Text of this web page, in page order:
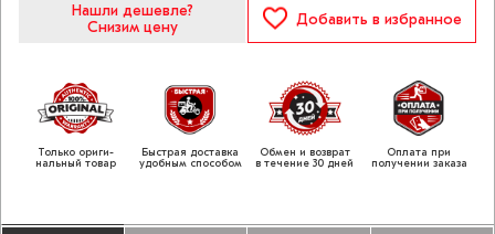
Нашли дешевле?
Снизим цену
Добавить в избранное
Только ориги­
нальный товар
Быстрая доставка
удобным способом
Обмен и возврат
в течение 30 дней
Оплата при
получении заказа